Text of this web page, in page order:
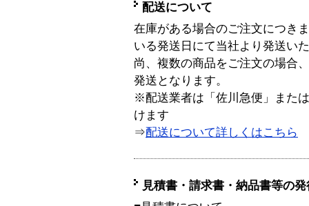
配送について
在庫がある場合のご注文につき
いる発送日にて当社より発送い
尚、複数の商品をご注文の場合
発送となります。
※配送業者は「佐川急便」また
けます
⇒配送について詳しくはこちら
見積書・請求書・納品書等の